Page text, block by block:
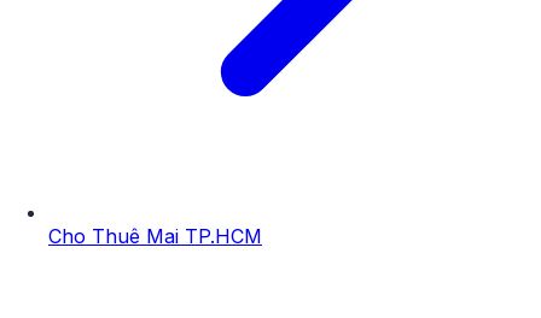
Cho Thuê Mai TP.HCM